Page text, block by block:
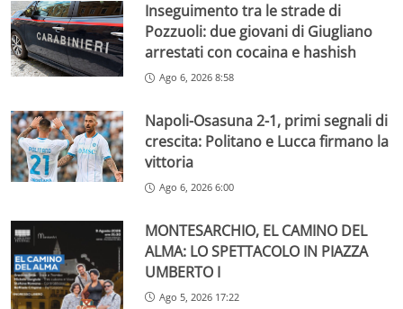
Inseguimento tra le strade di
Pozzuoli: due giovani di Giugliano
arrestati con cocaina e hashish
Ago 6, 2026 8:58
Napoli-Osasuna 2-1, primi segnali di
crescita: Politano e Lucca firmano la
vittoria
Ago 6, 2026 6:00
MONTESARCHIO, EL CAMINO DEL
ALMA: LO SPETTACOLO IN PIAZZA
UMBERTO I
Ago 5, 2026 17:22